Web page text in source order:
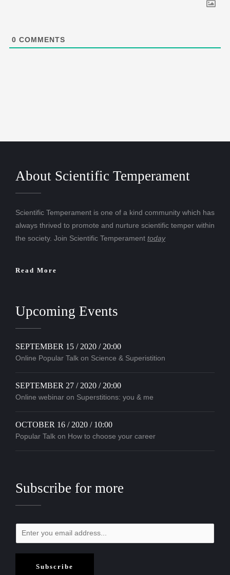
0 COMMENTS
About Scientific Temperament
Scientific Temperament is one of a kind community which has
always thrived to promote and nurture scientific temper within
the society. Join Scientific Temperament today
Read More
Upcoming Events
SEPTEMBER 15 / 2020 / 20:00
Online Popular Talk on Science & Superistition
SEPTEMBER 27 / 2020 / 20:00
Online webinar on Superstitions: you & me
OCTOBER 16 / 2020 / 10:00
Popular Talk on How to choose your career
Subscribe for more
Subscribe